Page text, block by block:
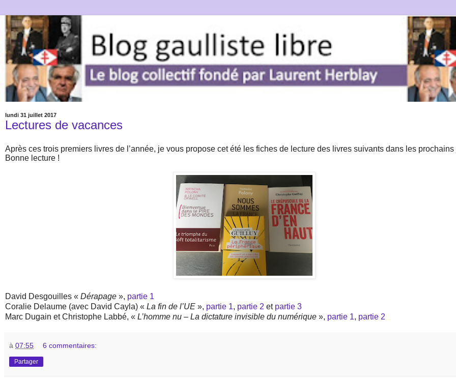
lundi 31 juillet 2017
Lectures de vacances
Après ces trois premiers livres de l’année, je vous propose cet été les fiches de lecture des livres suivants dans les prochains
Bonne lecture !
David Desgouilles « Dérapage », partie 1
Coralie Delaume (avec David Cayla) « La fin de l’UE », partie 1, partie 2 et partie 3
Marc Dugain et Christophe Labbé, « L’homme nu – La dictature invisible du numérique », partie 1, partie 2
à 07:55 6 commentaires:
Partager